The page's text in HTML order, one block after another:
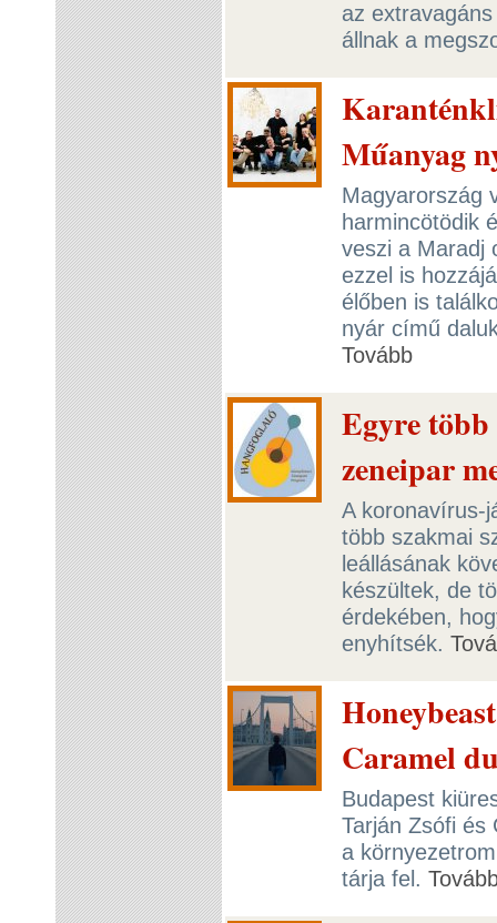
az
állnak a
Műanyag
Magyarország
harmincötödik
veszi a Maradj
ezzel is
élőben is
nyár című
Tovább
Egyre
zeneipar
A koronavírus-
több szakmai
leállásának
készültek, de
érdekében,
enyhítsék.
Caramel
Budapest
Tarján Zsófi és
a
tárja fel.